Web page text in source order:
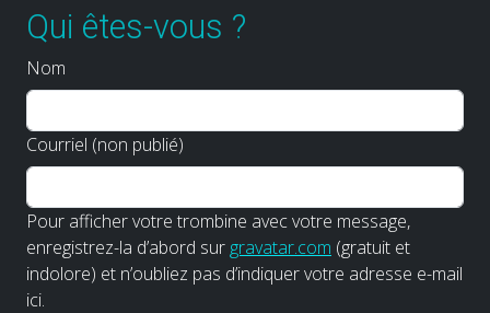
Qui êtes-vous ?
Nom
Courriel (non publié)
Pour afficher votre trombine avec votre message,
enregistrez-la d’abord sur gravatar.com (gratuit et
indolore) et n’oubliez pas d’indiquer votre adresse e-mail
ici.